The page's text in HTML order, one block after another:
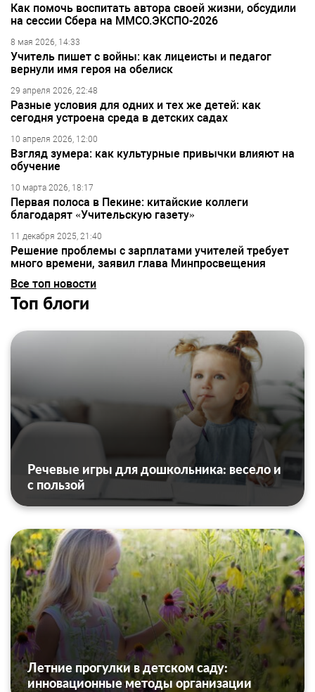
Как помочь воспитать автора своей жизни, обсудили
на сессии Сбера на ММСО.ЭКСПО-2026
8 мая 2026, 14:33
Учитель пишет с войны: как лицеисты и педагог
вернули имя героя на обелиск
29 апреля 2026, 22:48
Разные условия для одних и тех же детей: как
сегодня устроена среда в детских садах
10 апреля 2026, 12:00
Взгляд зумера: как культурные привычки влияют на
обучение
10 марта 2026, 18:17
Первая полоса в Пекине: китайские коллеги
благодарят «Учительскую газету»
11 декабря 2025, 21:40
Решение проблемы с зарплатами учителей требует
много времени, заявил глава Минпросвещения
Все топ новости
Топ блоги
Речевые игры для дошкольника: весело и
с пользой
Летние прогулки в детском саду:
инновационные методы организации